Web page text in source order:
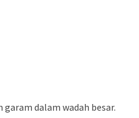
dalam wadah besar.